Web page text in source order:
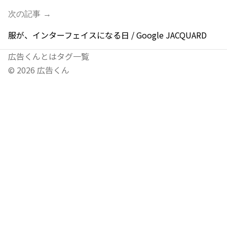
次の記事 →
服が、インターフェイスになる日 / Google JACQUARD
広告くんとはタグ一覧
© 2026 広告くん